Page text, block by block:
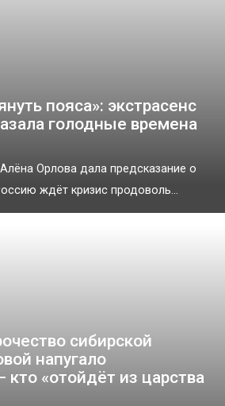
пояса»: экстрасенс
голодные времена
Орлова дала предсказание о
ждёт кризис продоволь...
сибирской
напугало
кто «отойдёт из царства